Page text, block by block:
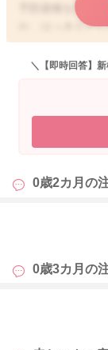
予防接種を受け
か、はっきりと
れるようでした
にもご相談なさ
せっかくご相談
訳ありません。
どうぞよろしく
＼【即時回答】
0歳2カ月の
0歳3カ月の